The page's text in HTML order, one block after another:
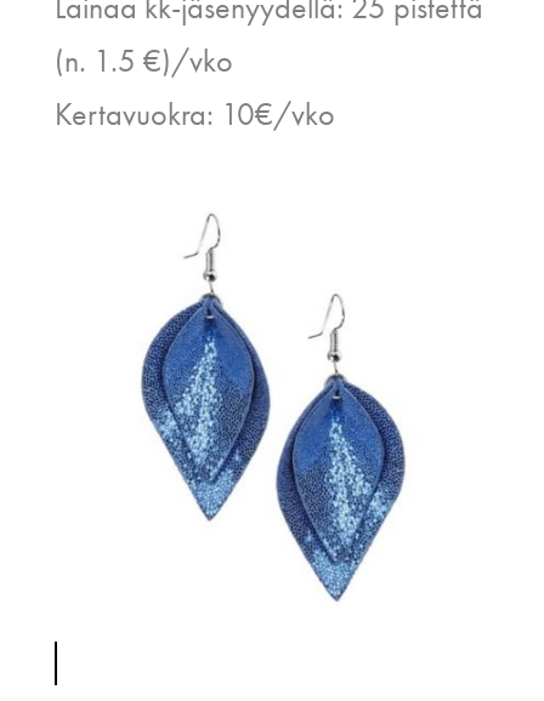
(n. 1.5 €)/vko
Kertavuokra: 10€/vko